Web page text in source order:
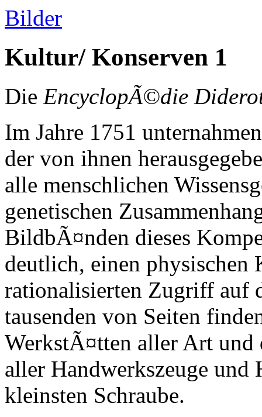
Bilder
Kultur/ Konserven 1
Die EncyclopÃ©die
Im Jahre 1751
der von ihnen
alle menschlichen
genetischen
BildbÃ¤nden dieses
deutlich, einen physischen
rationalisierten Zugriff auf
tausenden von Seiten
WerkstÃ¤tten aller Art
aller Handwerkszeuge und
kleinsten Schraube.